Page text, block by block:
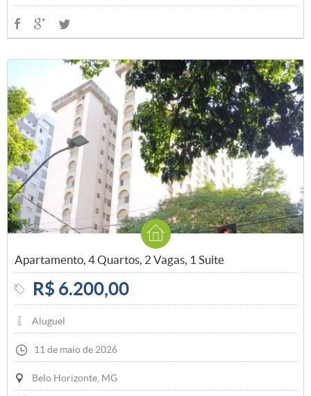
Apartamento, 4 Quartos, 2 Vagas, 1 Suite
R$ 6.200,00
Aluguel
11 de maio de 2026
Belo Horizonte, MG